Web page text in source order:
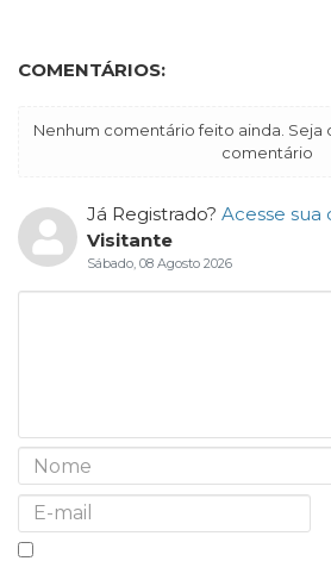
COMENTÁRIOS:
Nenhum comentário feito ainda. Seja
comentário
Já Registrado? Acesse sua
Visitante
Sábado, 08 Agosto 2026